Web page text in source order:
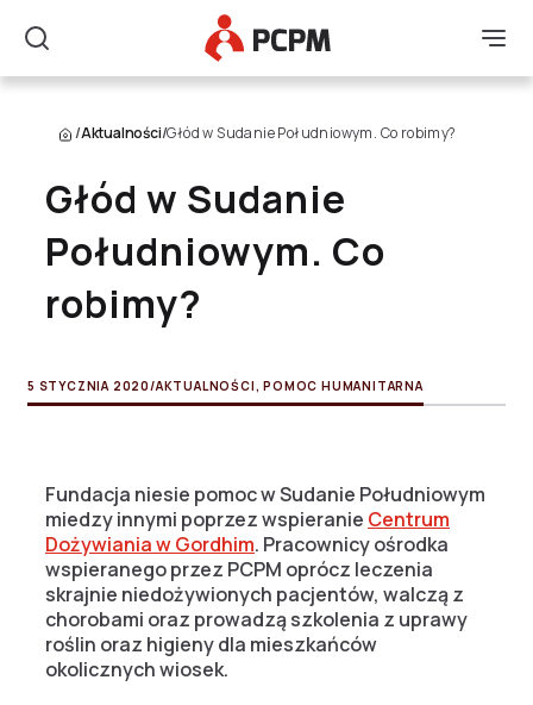
Szukaj
Główne Logo
/Aktualności/Głód w Sudanie Południowym. Co robimy?
Głód w Sudanie
Południowym. Co
robimy?
5 STYCZNIA 2020 /AKTUALNOŚCI ,POMOC HUMANITARNA
Fundacja niesie pomoc w Sudanie Południowym
miedzy innymi poprzez wspieranie Centrum
Dożywiania w Gordhim. Pracownicy ośrodka
wspieranego przez PCPM oprócz leczenia
skrajnie niedożywionych pacjentów, walczą z
chorobami oraz prowadzą szkolenia z uprawy
roślin oraz higieny dla mieszkańców
okolicznych wiosek.